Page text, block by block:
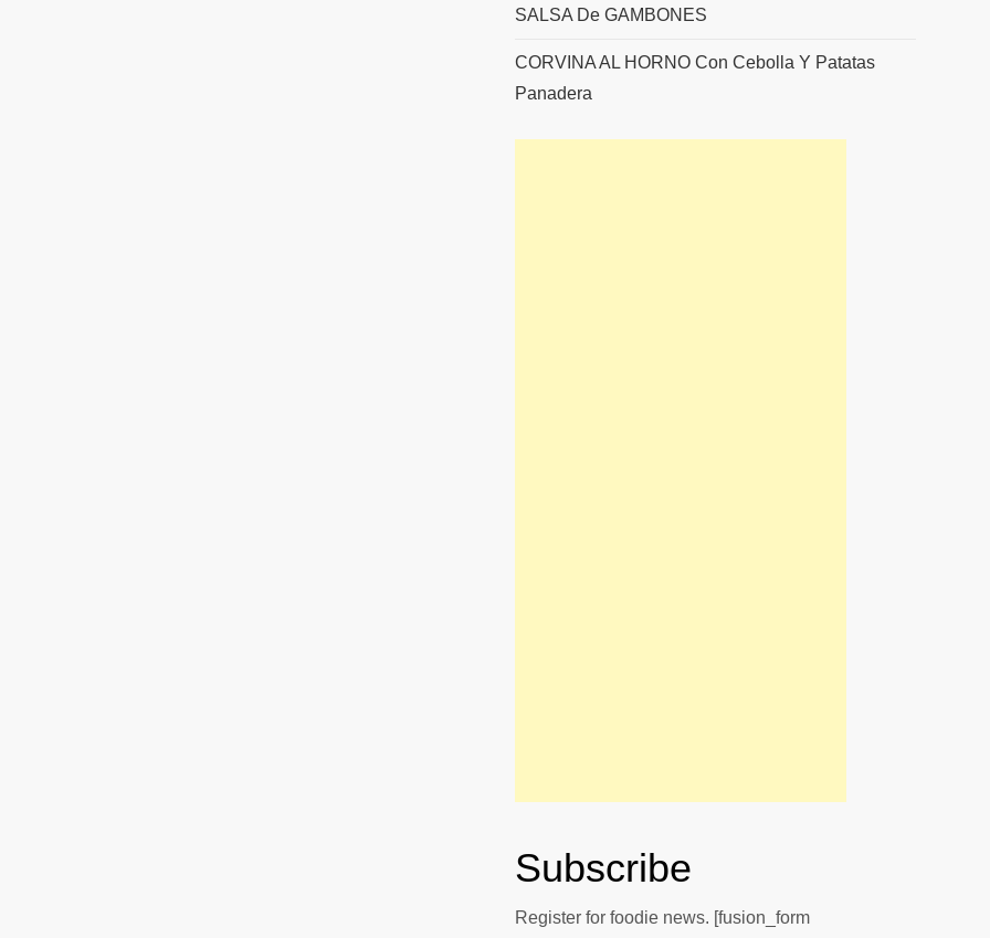
SALSA De GAMBONES
CORVINA AL HORNO Con Cebolla Y Patatas
Panadera
Subscribe
Register for foodie news. [fusion_form